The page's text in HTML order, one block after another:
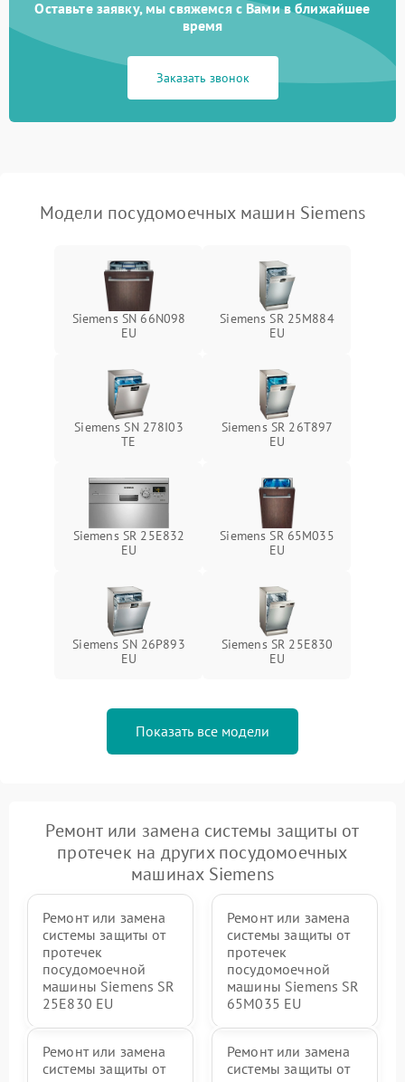
Не работает сушилка 2100 ₽ Подробнее →
Сбои в работе таймера 1700 ₽
Оставьте заявку, мы свяжемся с Вами в ближайшее
время
Заказать звонок
Модели посудомоечных машин Siemens
Siemens SN 66N098
EU
Siemens SR 25M884
EU
Siemens SN 278I03
TE
Siemens SR 26T897
EU
Siemens SR 25E832
EU
Siemens SR 65M035
EU
Siemens SN 26P893
EU
Siemens SR 25E830
EU
Показать все модели
Ремонт или замена системы защиты от
протечек на других посудомоечных
машинах Siemens
Ремонт или замена
системы защиты от
протечек
посудомоечной
машины Siemens SR
25E830 EU
Ремонт или замена
системы защиты от
протечек
посудомоечной
машины Siemens SR
65M035 EU
Ремонт или замена
системы защиты от
Ремонт или замена
системы защиты от